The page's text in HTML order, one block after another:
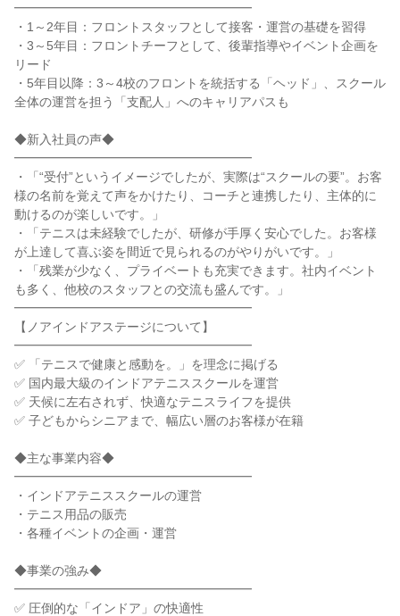
━━━━━━━━━━━━━━━━━━━
・1～2年目：フロントスタッフとして接客・運営の基礎を習得
・3～5年目：フロントチーフとして、後輩指導やイベント企画を
リード
・5年目以降：3～4校のフロントを統括する「ヘッド」、スクール
全体の運営を担う「支配人」へのキャリアパスも
◆新入社員の声◆
━━━━━━━━━━━━━━━━━━━
・「“受付”というイメージでしたが、実際は“スクールの要”。お客
様の名前を覚えて声をかけたり、コーチと連携したり、主体的に
動けるのが楽しいです。」
・「テニスは未経験でしたが、研修が手厚く安心でした。お客様
が上達して喜ぶ姿を間近で見られるのがやりがいです。」
・「残業が少なく、プライベートも充実できます。社内イベント
も多く、他校のスタッフとの交流も盛んです。」
━━━━━━━━━━━━━━━━━━━
【ノアインドアステージについて】
━━━━━━━━━━━━━━━━━━━
✅ 「テニスで健康と感動を。」を理念に掲げる
✅ 国内最大級のインドアテニススクールを運営
✅ 天候に左右されず、快適なテニスライフを提供
✅ 子どもからシニアまで、幅広い層のお客様が在籍
◆主な事業内容◆
━━━━━━━━━━━━━━━━━━━
・インドアテニススクールの運営
・テニス用品の販売
・各種イベントの企画・運営
◆事業の強み◆
━━━━━━━━━━━━━━━━━━━
✅ 圧倒的な「インドア」の快適性